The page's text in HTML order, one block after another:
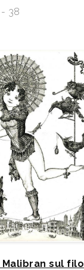
38
sul filo